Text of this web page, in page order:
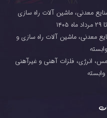
معدنی، ماشین آلات راه سازی
معدنی، ماشین آلات راه سازی و
مس، انرژی، فلزات آهنی و غیرآهنی